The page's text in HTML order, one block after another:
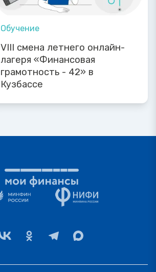
Обучение
VIII смена летнего онлайн-
лагеря «Финансовая
грамотность - 42» в
Кузбассе